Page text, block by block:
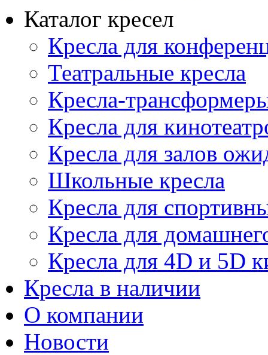
Каталог кресел
Кресла для
Театральные кресла
Кресла-
Кресла для
Кресла для залов
Школьные кресла
Кресла для
Кресла для
Кресла для 4D и 5D
Кресла в наличии
О компании
Новости